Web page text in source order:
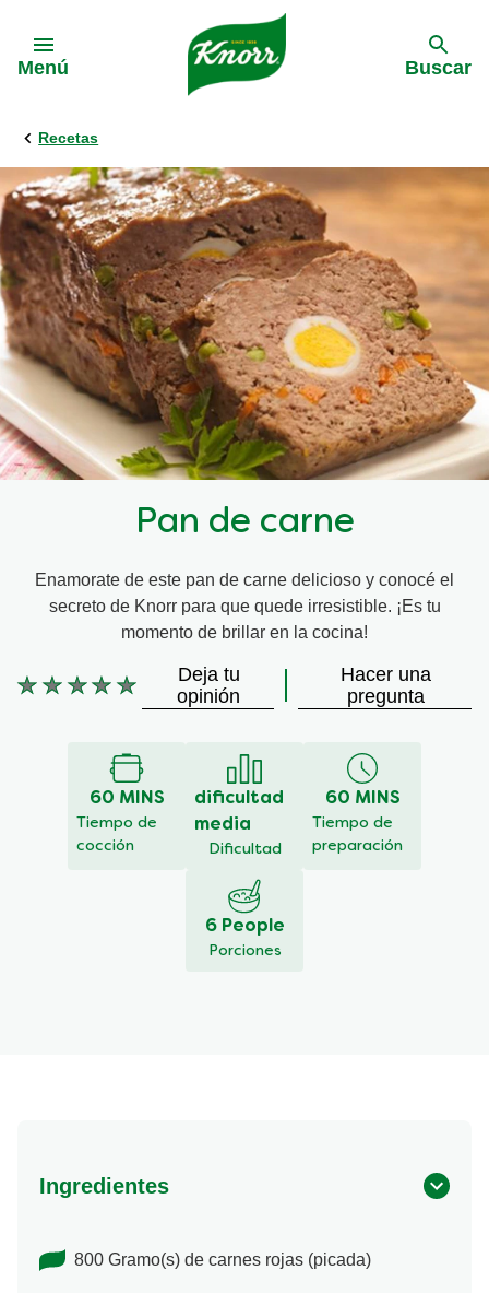
Menú Buscar
Recetas
Pan de carne
Enamorate de este pan de carne delicioso y conocé el
secreto de Knorr para que quede irresistible. ¡Es tu
momento de brillar en la cocina!
No
calificaciones
Deja tu
opinión
Hacer una
pregunta
60 MINS
Tiempo de
cocción
dificultad
media
Dificultad
60 MINS
Tiempo de
preparación
6 People
Porciones
Ingredientes
800 Gramo(s) de carnes rojas (picada)